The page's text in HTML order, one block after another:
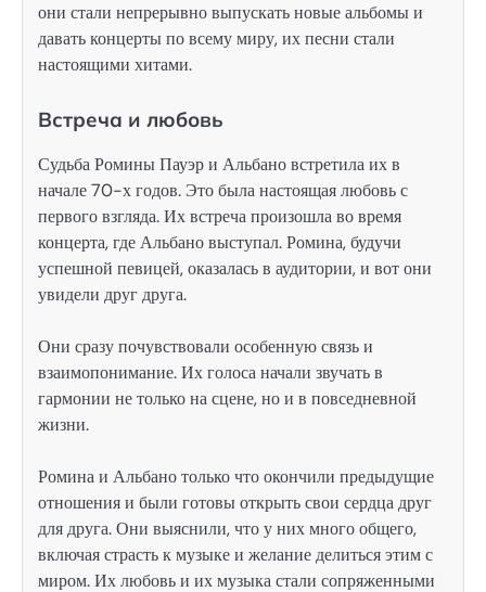
они стали непрерывно выпускать новые альбомы и
давать концерты по всему миру, их песни стали
настоящими хитами.
Встреча и любовь
Судьба Ромины Пауэр и Альбано встретила их в
начале 70-х годов. Это была настоящая любовь с
первого взгляда. Их встреча произошла во время
концерта, где Альбано выступал. Ромина, будучи
успешной певицей, оказалась в аудитории, и вот они
увидели друг друга.
Они сразу почувствовали особенную связь и
взаимопонимание. Их голоса начали звучать в
гармонии не только на сцене, но и в повседневной
жизни.
Ромина и Альбано только что окончили предыдущие
отношения и были готовы открыть свои сердца друг
для друга. Они выяснили, что у них много общего,
включая страсть к музыке и желание делиться этим с
миром. Их любовь и их музыка стали сопряженными